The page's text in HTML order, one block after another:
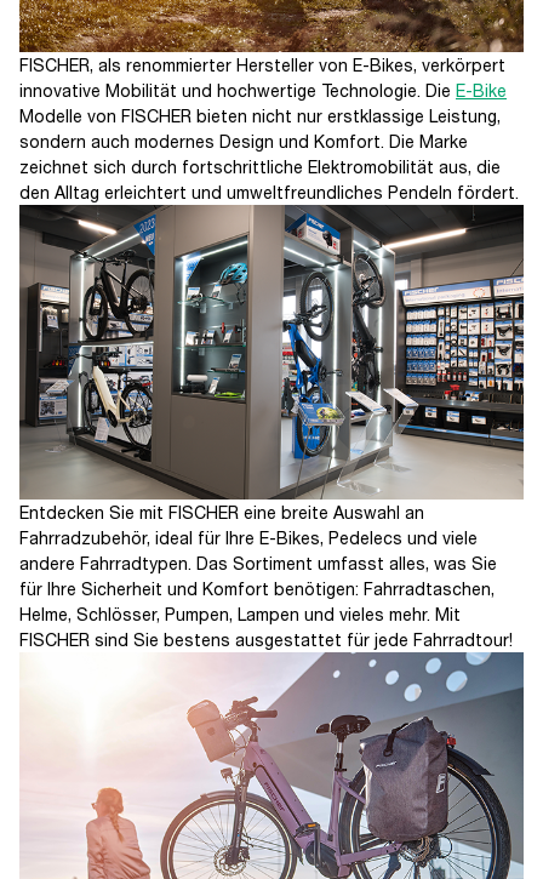
FISCHER, als renommierter Hersteller von E-Bikes, verkörpert
innovative Mobilität und hochwertige Technologie. Die E-Bike
Modelle von FISCHER bieten nicht nur erstklassige Leistung,
sondern auch modernes Design und Komfort. Die Marke
zeichnet sich durch fortschrittliche Elektromobilität aus, die
den Alltag erleichtert und umweltfreundliches Pendeln fördert.
Entdecken Sie mit FISCHER eine breite Auswahl an
Fahrradzubehör, ideal für Ihre E-Bikes, Pedelecs und viele
andere Fahrradtypen. Das Sortiment umfasst alles, was Sie
für Ihre Sicherheit und Komfort benötigen: Fahrradtaschen,
Helme, Schlösser, Pumpen, Lampen und vieles mehr. Mit
FISCHER sind Sie bestens ausgestattet für jede Fahrradtour!